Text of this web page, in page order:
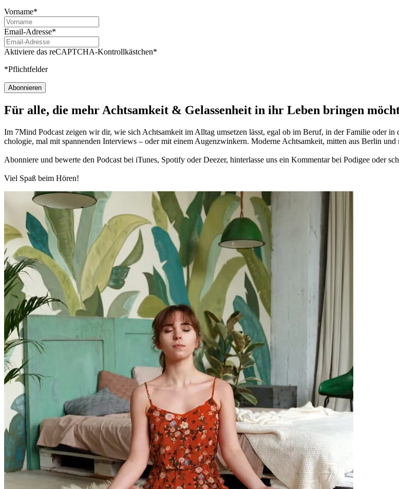
Vorname*
Email-Adresse*
Aktiviere das reCAPTCHA-Kontrollkästchen*
*Pflichtfelder
Abonnieren
Für alle, die mehr Acht­sam­keit & Gelas­sen­heit in ihr Leben brin­gen
Im 7Mind Pod­cast zeigen wir dir, wie sich Acht­sam­keit im Alltag umset­zen lässt, egal ob im Beruf, in der Fami­lie oder
cho­lo­gie, mal mit spannenden Interviews – oder mit einem Augen­zwin­kern. Moderne Acht­sam­keit, mitten aus Berlin und
Abon­niere und bewerte den Pod­cast bei iTunes, Spo­tify oder Deezer, hin­ter­lasse uns ein Kom­men­tar bei Podigee oder
Viel Spaß beim Hören!